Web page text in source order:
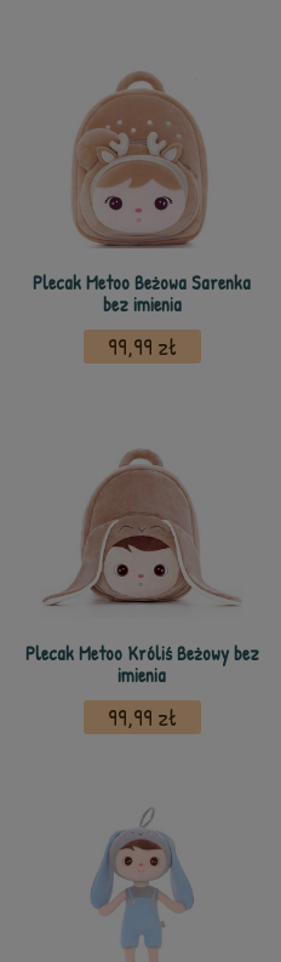
Plecak Metoo Beżowa Sarenka
bez imienia
99,99 zł
Plecak Metoo Króliś Beżowy bez
imienia
99,99 zł